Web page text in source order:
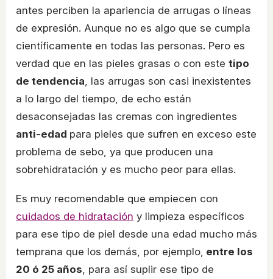
antes perciben la apariencia de arrugas o líneas
de expresión. Aunque no es algo que se cumpla
científicamente en todas las personas. Pero es
verdad que en las pieles grasas o con este tipo
de tendencia, las arrugas son casi inexistentes
a lo largo del tiempo, de echo están
desaconsejadas las cremas con ingredientes
anti-edad para pieles que sufren en exceso este
problema de sebo, ya que producen una
sobrehidratación y es mucho peor para ellas.
Es muy recomendable que empiecen con
cuidados de hidratación y limpieza específicos
para ese tipo de piel desde una edad mucho más
temprana que los demás, por ejemplo, entre los
20 ó 25 años, para así suplir ese tipo de